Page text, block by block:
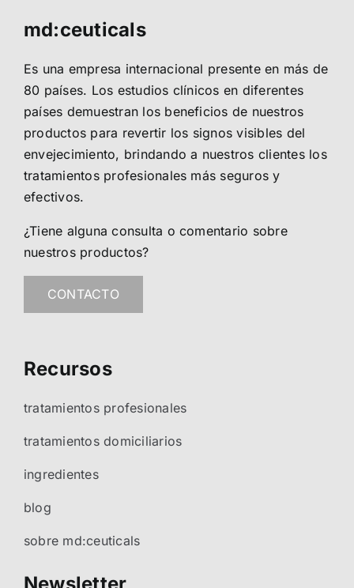
md:ceuticals
Es una empresa internacional presente en más de
80 países. Los estudios clínicos en diferentes
países demuestran los beneficios de nuestros
productos para revertir los signos visibles del
envejecimiento, brindando a nuestros clientes los
tratamientos profesionales más seguros y
efectivos.
¿Tiene alguna consulta o comentario sobre
nuestros productos?
CONTACTO
Recursos
tratamientos profesionales
tratamientos domiciliarios
ingredientes
blog
sobre md:ceuticals